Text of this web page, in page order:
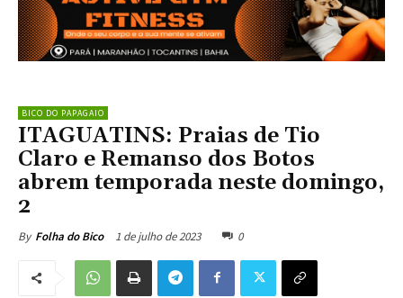
BICO DO PAPAGAIO
ITAGUATINS: Praias de Tio
Claro e Remanso dos Botos
abrem temporada neste domingo,
2
By Folha do Bico 1 de julho de 2023 0